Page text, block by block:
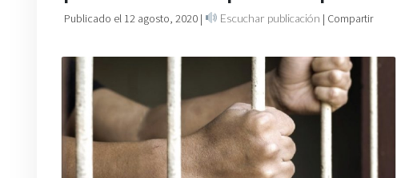
Publicado el 12 agosto, 2020 | Escuchar publicación | Compartir